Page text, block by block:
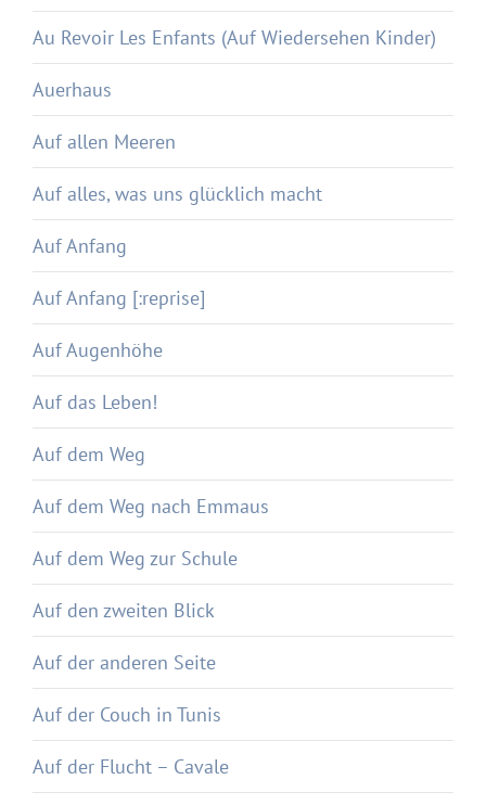
Au Revoir Les Enfants (Auf Wiedersehen Kinder)
Auerhaus
Auf allen Meeren
Auf alles, was uns glücklich macht
Auf Anfang
Auf Anfang [:reprise]
Auf Augenhöhe
Auf das Leben!
Auf dem Weg
Auf dem Weg nach Emmaus
Auf dem Weg zur Schule
Auf den zweiten Blick
Auf der anderen Seite
Auf der Couch in Tunis
Auf der Flucht – Cavale